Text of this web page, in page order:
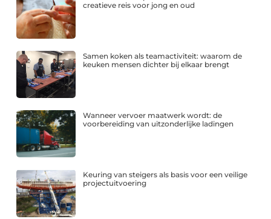
creatieve reis voor jong en oud
Samen koken als teamactiviteit: waarom de
keuken mensen dichter bij elkaar brengt
Wanneer vervoer maatwerk wordt: de
voorbereiding van uitzonderlijke ladingen
Keuring van steigers als basis voor een veilige
projectuitvoering